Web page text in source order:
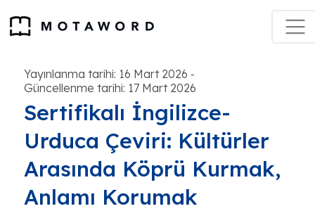
Yayınlanma tarihi: 16 Mart 2026 -
Güncellenme tarihi: 17 Mart 2026
Sertifikalı İngilizce-
Urduca Çeviri: Kültürler
Arasında Köprü Kurmak,
Anlamı Korumak